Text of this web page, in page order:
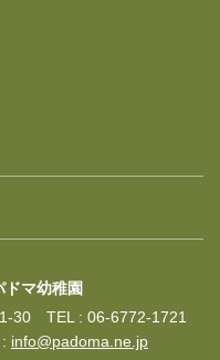
マ幼稚園
1-30 TEL : 06-6772-1721
info@padoma.ne.jp